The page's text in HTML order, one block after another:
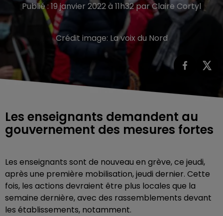
Publié : 19 janvier 2022 à 11h32 par Claire Cortyl
Crédit image: La voix du Nord
Les enseignants demandent au
gouvernement des mesures fortes
Les enseignants sont de nouveau en grève, ce jeudi,
après une première mobilisation, jeudi dernier. Cette
fois, les actions devraient être plus locales que la
semaine dernière, avec des rassemblements devant
les établissements, notamment.